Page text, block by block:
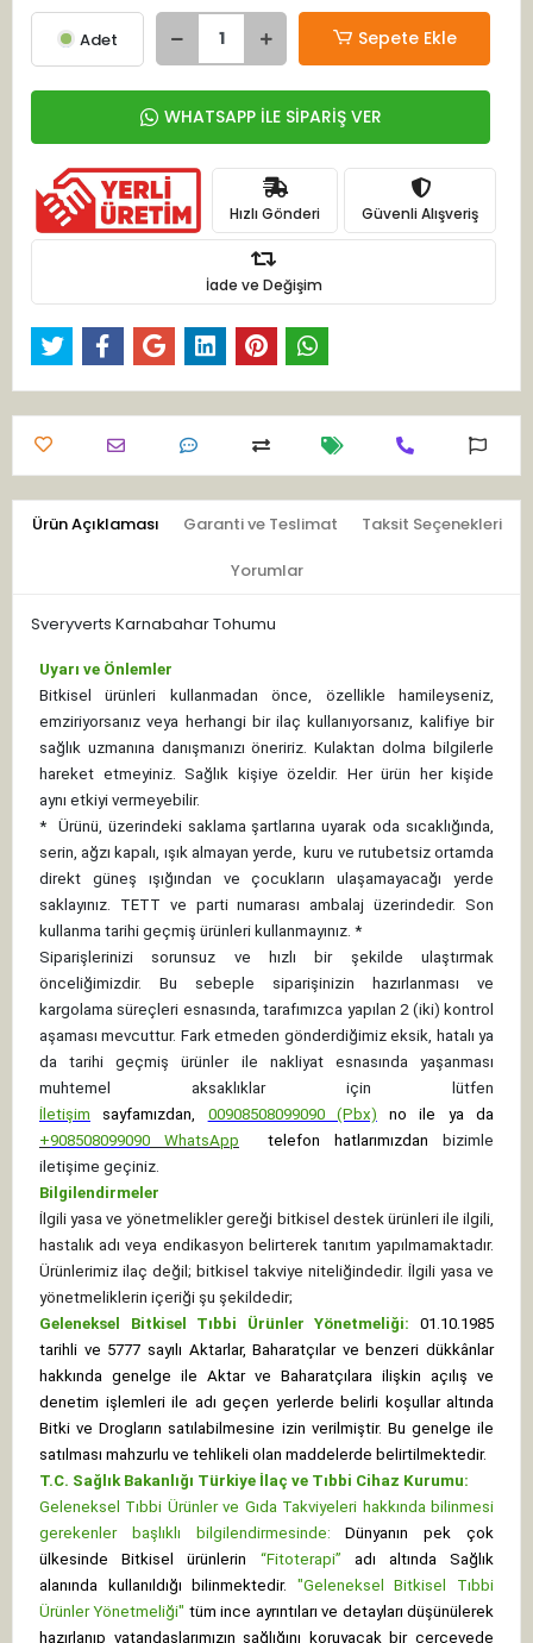
Adet Sepete Ekle
WHATSAPP İLE SİPARİŞ VER
Hızlı Gönderi Güvenli Alışveriş
İade ve Değişim
Ürün Açıklaması Garanti ve Teslimat Taksit Seçenekleri
Yorumlar
Sveryverts Karnabahar Tohumu
Uyarı ve Önlemler
Bitkisel ürünleri kullanmadan önce, özellikle hamileyseniz,
emziriyorsanız veya herhangi bir ilaç kullanıyorsanız, kalifiye bir
sağlık uzmanına danışmanızı öneririz. Kulaktan dolma bilgilerle
hareket etmeyiniz. Sağlık kişiye özeldir. Her ürün her kişide
aynı etkiyi vermeyebilir.
*
Ürünü, üzerindeki saklama şartlarına uyarak oda sıcaklığında,
serin, ağzı kapalı, ışık almayan yerde, kuru ve rutubetsiz ortamda
direkt güneş ışığından ve çocukların ulaşamayacağı yerde
saklayınız. TETT ve parti numarası ambalaj üzerindedir. Son
kullanma tarihi geçmiş ürünleri kullanmayınız. *
Siparişlerinizi sorunsuz ve hızlı bir şekilde ulaştırmak
önceliğimizdir. Bu sebeple siparişinizin hazırlanması ve
kargolama süreçleri esnasında, tarafımızca yapılan 2 (iki) kontrol
aşaması mevcuttur. Fark etmeden gönderdiğimiz eksik, hatalı ya
da tarihi geçmiş ürünler ile nakliyat esnasında yaşanması
muhtemel aksaklıklar için lütfen
İletişim
sayfamızdan, 00908508099090 (Pbx) no ile ya da
+908508099090 WhatsApp telefon hatlarımızdan bizimle
iletişime geçiniz.
Bilgilendirmeler
İlgili yasa ve yönetmelikler gereği bitkisel destek ürünleri ile ilgili,
hastalık adı veya endikasyon belirterek tanıtım yapılmamaktadır.
Ürünlerimiz ilaç değil; bitkisel takviye niteliğindedir. İlgili yasa ve
yönetmeliklerin içeriği şu şekildedir;
Geleneksel Bitkisel Tıbbi Ürünler Yönetmeliği: 01.10.1985
tarihli ve 5777 sayılı Aktarlar, Baharatçılar ve benzeri dükkânlar
hakkında genelge ile Aktar ve Baharatçılara ilişkin açılış ve
denetim işlemleri ile adı geçen yerlerde belirli koşullar altında
Bitki ve Drogların satılabilmesine izin verilmiştir. Bu genelge ile
satılması mahzurlu ve tehlikeli olan maddelerde belirtilmektedir.
T.C. Sağlık Bakanlığı Türkiye İlaç ve Tıbbi Cihaz Kurumu:
Geleneksel Tıbbi Ürünler ve Gıda Takviyeleri hakkında bilinmesi
gerekenler başlıklı bilgilendirmesinde:
Dünyanın pek çok
ülkesinde Bitkisel ürünlerin “Fitoterapi” adı altında Sağlık
alanında kullanıldığı bilinmektedir. "Geleneksel Bitkisel Tıbbi
Ürünler Yönetmeliği" tüm ince ayrıntıları ve detayları düşünülerek
hazırlanıp vatandaşlarımızın sağlığını koruyacak bir çerçevede